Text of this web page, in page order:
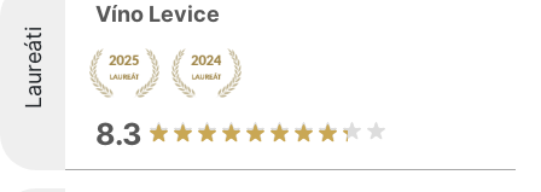
Laureáti
Víno Levice
8.3